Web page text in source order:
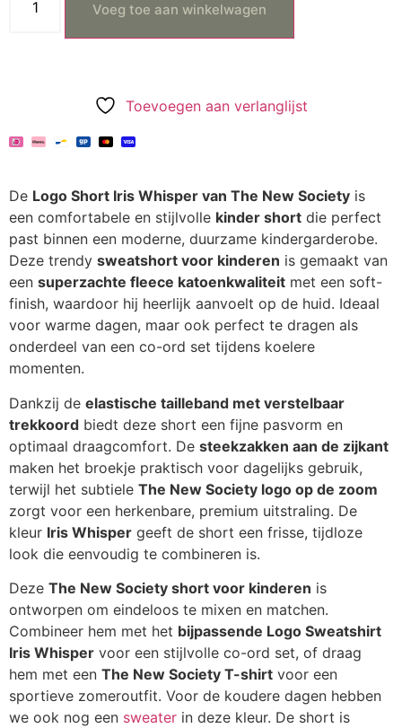
Voeg toe aan winkelwagen
Toevoegen aan verlanglijst
De Logo Short Iris Whisper van The New Society is
een comfortabele en stijlvolle kinder short die perfect
past binnen een moderne, duurzame kindergarderobe.
Deze trendy sweatshort voor kinderen is gemaakt van
een superzachte fleece katoenkwaliteit met een soft-
finish, waardoor hij heerlijk aanvoelt op de huid. Ideaal
voor warme dagen, maar ook perfect te dragen als
onderdeel van een co-ord set tijdens koelere
momenten.
Dankzij de elastische tailleband met verstelbaar
trekkoord biedt deze short een fijne pasvorm en
optimaal draagcomfort. De steekzakken aan de zijkant
maken het broekje praktisch voor dagelijks gebruik,
terwijl het subtiele The New Society logo op de zoom
zorgt voor een herkenbare, premium uitstraling. De
kleur Iris Whisper geeft de short een frisse, tijdloze
look die eenvoudig te combineren is.
Deze The New Society short voor kinderen is
ontworpen om eindeloos te mixen en matchen.
Combineer hem met het bijpassende Logo Sweatshirt
Iris Whisper voor een stijlvolle co-ord set, of draag
hem met een The New Society T-shirt voor een
sportieve zomeroutfit. Voor de koudere dagen hebben
we ook nog een sweater in deze kleur. De short is